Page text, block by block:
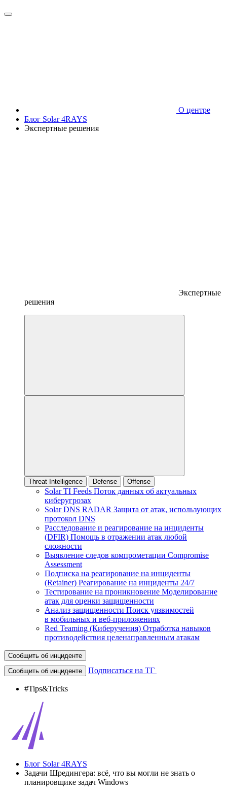
О центре
Блог Solar 4RAYS
Экспертные решения
Экспертные
решения
Threat Intelligence Defense Offense
Solar TI Feeds Поток данных об актуальных
киберугрозах
Solar DNS RADAR Защита от атак, использующих
протокол DNS
Расследование и реагирование на инциденты
(DFIR) Помощь в отражении атак любой
сложности
Выявление следов компрометации Compromise
Assessment
Подписка на реагирование на инциденты
(Retainer) Реагирование на инциденты 24/7
Тестирование на проникновение Моделирование
атак для оценки защищенности
Анализ защищенности Поиск уязвимостей
в мобильных и веб‑приложениях
Red Teaming (Киберучения) Отработка навыков
противодействия целенаправленным атакам
Сообщить об инциденте
Сообщить об инциденте
Подписаться на ТГ
#Tips&Tricks
Блог Solar 4RAYS
Задачи Шредингера: всё, что вы могли не знать о
планировщике задач Windows